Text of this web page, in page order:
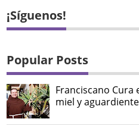
¡Síguenos!
Popular Posts
Franciscano Cura
miel y aguardiente